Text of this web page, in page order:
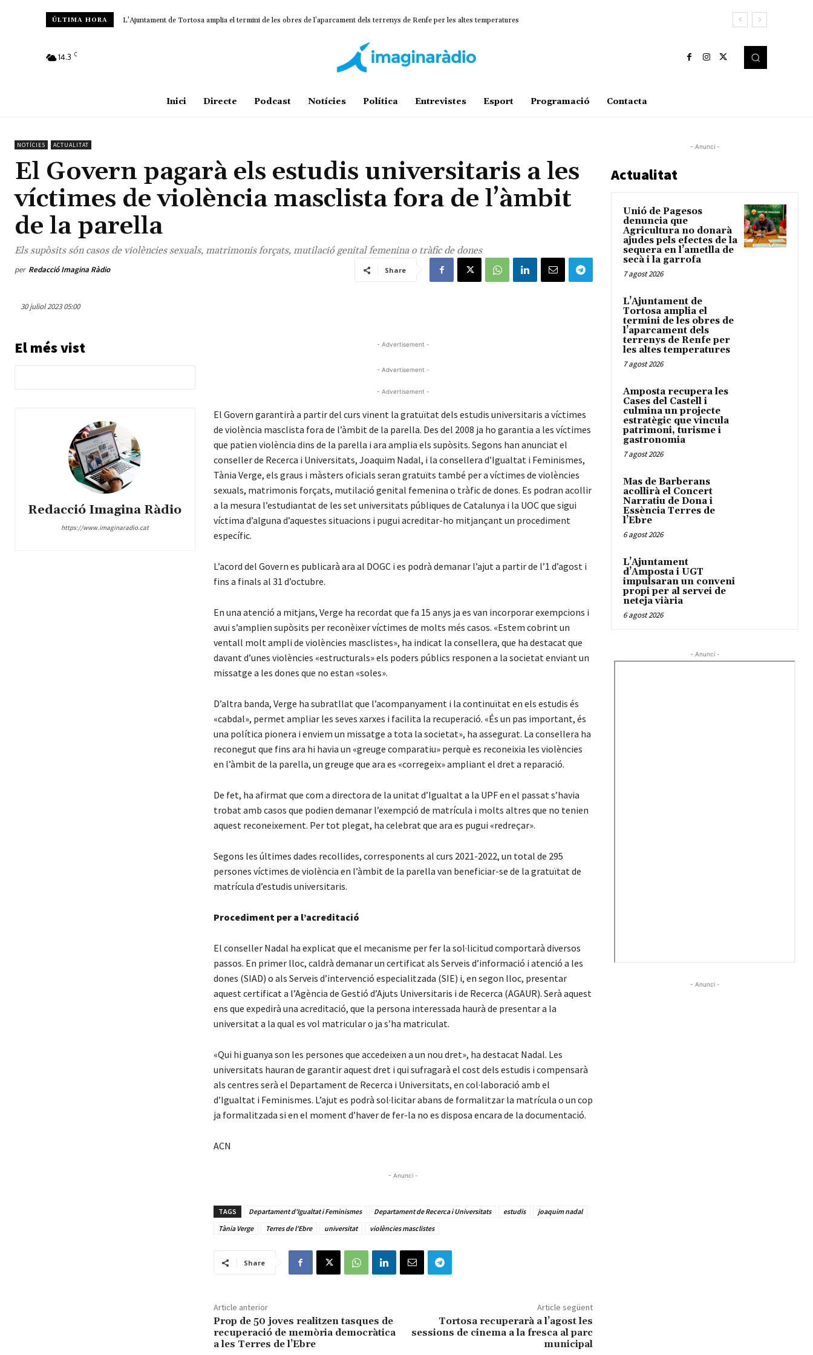
ÚLTIMA HORA L’Ajuntament de Tortosa amplia el termini de les obres de l’aparcament dels terrenys de Renfe per les altes temperatures
Amposta recupera les Cases del Castell i culmina un projecte estratègic que vincula patrimoni, turisme i gastronomia
14.3 C
Inici Directe Podcast Notícies Política Entrevistes Esport Programació Contacta
NOTÍCIES ACTUALITAT
El Govern pagarà els estudis universitaris a les
víctimes de violència masclista fora de l’àmbit
de la parella
Els supòsits són casos de violències sexuals, matrimonis forçats, mutilació genital femenina o tràfic de dones
per Redacció Imagina Ràdio Share
30 juliol 2023 05:00
El més vist
Redacció Imagina Ràdio
https://www.imaginaradio.cat
- Advertisement -
- Advertisement -
- Advertisement -
El Govern garantirà a partir del curs vinent la gratuïtat dels estudis universitaris a víctimes
de violència masclista fora de l’àmbit de la parella. Des del 2008 ja ho garantia a les víctimes
que patien violència dins de la parella i ara amplia els supòsits. Segons han anunciat el
conseller de Recerca i Universitats, Joaquim Nadal, i la consellera d’Igualtat i Feminismes,
Tània Verge, els graus i màsters oficials seran gratuïts també per a víctimes de violències
sexuals, matrimonis forçats, mutilació genital femenina o tràfic de dones. Es podran acollir
a la mesura l’estudiantat de les set universitats públiques de Catalunya i la UOC que sigui
víctima d’alguna d’aquestes situacions i pugui acreditar-ho mitjançant un procediment
específic.
L’acord del Govern es publicarà ara al DOGC i es podrà demanar l’ajut a partir de l’1 d’agost i
fins a finals al 31 d’octubre.
En una atenció a mitjans, Verge ha recordat que fa 15 anys ja es van incorporar exempcions i
avui s’amplien supòsits per reconèixer víctimes de molts més casos. «Estem cobrint un
ventall molt ampli de violències masclistes», ha indicat la consellera, que ha destacat que
davant d’unes violències «estructurals» els poders públics responen a la societat enviant un
missatge a les dones que no estan «soles».
D’altra banda, Verge ha subratllat que l’acompanyament i la continuïtat en els estudis és
«cabdal», permet ampliar les seves xarxes i facilita la recuperació. «És un pas important, és
una política pionera i enviem un missatge a tota la societat», ha assegurat. La consellera ha
reconegut que fins ara hi havia un «greuge comparatiu» perquè es reconeixia les violències
en l’àmbit de la parella, un greuge que ara es «corregeix» ampliant el dret a reparació.
De fet, ha afirmat que com a directora de la unitat d’Igualtat a la UPF en el passat s’havia
trobat amb casos que podien demanar l’exempció de matrícula i molts altres que no tenien
aquest reconeixement. Per tot plegat, ha celebrat que ara es pugui «redreçar».
Segons les últimes dades recollides, corresponents al curs 2021-2022, un total de 295
persones víctimes de violència en l’àmbit de la parella van beneficiar-se de la gratuïtat de
matrícula d’estudis universitaris.
Procediment per a l’acreditació
El conseller Nadal ha explicat que el mecanisme per fer la sol·licitud comportarà diversos
passos. En primer lloc, caldrà demanar un certificat als Serveis d’informació i atenció a les
dones (SIAD) o als Serveis d’intervenció especialitzada (SIE) i, en segon lloc, presentar
aquest certificat a l’Agència de Gestió d’Ajuts Universitaris i de Recerca (AGAUR). Serà aquest
ens que expedirà una acreditació, que la persona interessada haurà de presentar a la
universitat a la qual es vol matricular o ja s’ha matriculat.
«Qui hi guanya son les persones que accedeixen a un nou dret», ha destacat Nadal. Les
universitats hauran de garantir aquest dret i qui sufragarà el cost dels estudis i compensarà
als centres serà el Departament de Recerca i Universitats, en col·laboració amb el
d’Igualtat i Feminismes. L’ajut es podrà sol·licitar abans de formalitzar la matrícula o un cop
ja formalitzada si en el moment d’haver de fer-la no es disposa encara de la documentació.
ACN
- Anunci -
TAGS Departament d'Igualtat i Feminismes Departament de Recerca i Universitats estudis
joaquim nadal
Tània Verge
Terres de l'Ebre universitat violències masclistes
Share
Article anterior
Prop de 50 joves realitzen tasques de
recuperació de memòria democràtica
a les Terres de l’Ebre
Article següent
Tortosa recuperarà a l’agost les
sessions de cinema a la fresca al parc
municipal
- Anunci -
Actualitat
Unió de Pagesos
denuncia que
Agricultura no donarà
ajudes pels efectes de la
sequera en l’ametlla de
secà i la garrofa
7 agost 2026
L’Ajuntament de
Tortosa amplia el
termini de les obres de
l’aparcament dels
terrenys de Renfe per
les altes temperatures
7 agost 2026
Amposta recupera les
Cases del Castell i
culmina un projecte
estratègic que vincula
patrimoni, turisme i
gastronomia
7 agost 2026
Mas de Barberans
acollirà el Concert
Narratiu de Dona i
Essència Terres de
l’Ebre
6 agost 2026
L’Ajuntament
d’Amposta i UGT
impulsaran un conveni
propi per al servei de
neteja viària
6 agost 2026
- Anunci -
- Anunci -